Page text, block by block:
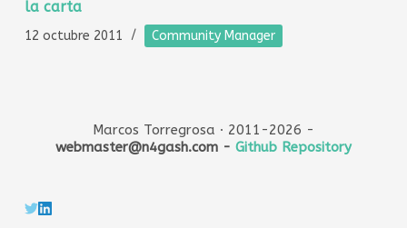
la carta
12 octubre 2011 Community Manager
Marcos Torregrosa · 2011-2026 -
webmaster@n4gash.com - Github Repository